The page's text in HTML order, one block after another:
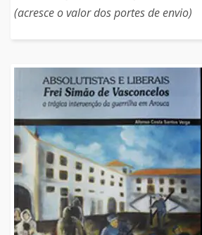
(acresce o valor dos portes de envio)